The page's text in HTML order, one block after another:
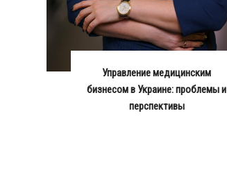
Управление медицинским
бизнесом в Украине: проблемы и
перспективы